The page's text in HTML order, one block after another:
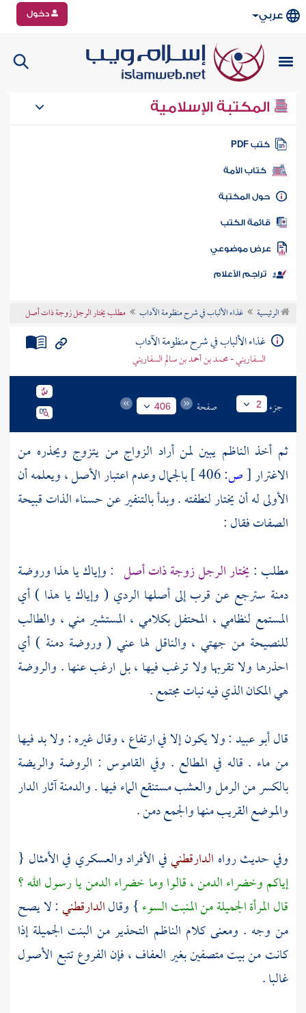
عربي دخول
المكتبة الإسلامية
كتب PDF
كتاب الأمة
المكتبة
الكتب
موضوعي
تراجم الأعلام
الرئيسية غذاء الألباب في شرح منظومة الآداب مطلب يختار الرجل زوجة ذات أصل
غذاء الألباب في شرح منظومة الآداب
السفاريني - محمد بن أحمد بن سالم السفاريني
جزء 2 صفحة 406
ثم أخذ الناظم يبين لمن أراد الزواج من يتزوج ويحذره من
الاغترار[ص:
بالجمال وعدم اعتبار الأصل ، ويعلمه أن
الأولى له أن يختار لنطفته . وبدأ بالتنفير عن حسناء الذات قبيحة
الصفات فقال :
مطلب :يختار الرجل زوجة ذات أصل : وإياك يا هذا وروضة
دمنة سترجع عن قرب إلى أصلها الردي ( وإياك يا هذا ) أي
المستمع لنظامي ، المحتفل بكلامي ، المستشير مني ، والطالب
للنصيحة من جهتي ، والناقل لها عني ( وروضة دمنة ) أي
احذرها ولا تقربها ولا ترغب فيها ، بل ارغب عنها . والروضة
هي المكان الذي فيه نبات مجتمع .
قالأبو عبيد: ولا يكون إلا في ارتفاع ، وقال غيره : ولا بد فيها
من ماء . قاله في المطالع . وفي القاموس : الروضة والريضة
بالكسر من الرمل والعشب مستنقع الماء فيها . والدمنة آثار الدار
والموضع القريب منها والجمع دمن .
وفي حديث رواه الدارقطنيفي الأفرادوالعسكري في الأمثال {
إياكم وخضراء الدمن ، قالوا وما خضراء الدمن يا رسول الله ؟
قال المرأة الجميلة من المنبت السوء} وقالالدارقطني: لا يصح
من وجه . ومعنى كلام الناظم التحذير من البنت الجميلة إذا
كانت من بيت متصفين بغير العفاف ، فإن الفروع تتبع الأصول
غالبا .